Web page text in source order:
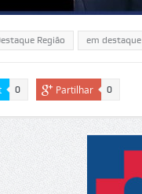
Região em destaque
0 Partilhar 0